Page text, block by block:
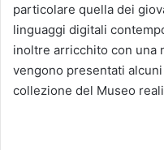
particolare quella dei
linguaggi digitali
inoltre arricchito con una
vengono presentati
collezione del Museo